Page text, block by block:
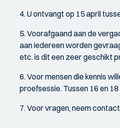
4. U ontvangt op 15 april
5. Voorafgaand aan de
aan iedereen worden
etc. is dit een zeer geschikt
6. Voor mensen die kennis
proefsessie. Tussen 16 en
7. Voor vragen, neem